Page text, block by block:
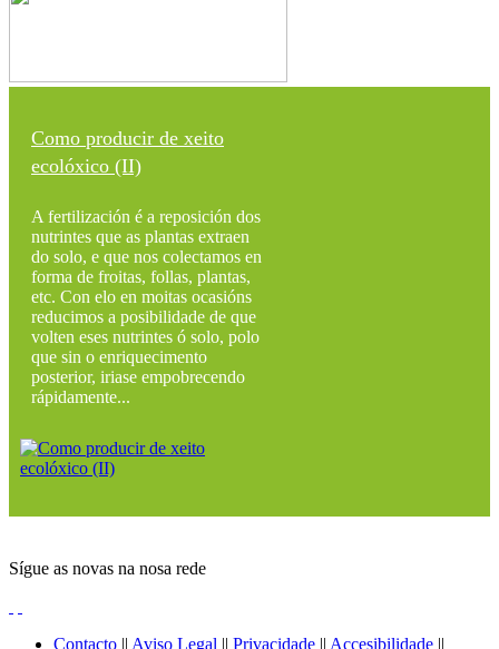
Como producir de xeito
ecolóxico (II)
A fertilización é a reposición dos
nutrintes que as plantas extraen
do solo, e que nos colectamos en
forma de froitas, follas, plantas,
etc. Con elo en moitas ocasións
reducimos a posibilidade de que
volten eses nutrintes ó solo, polo
que sin o enriquecimento
posterior, iriase empobrecendo
rápidamente...
Sígue as novas na nosa rede
Contacto || Aviso Legal || Privacidade || Accesibilidade ||